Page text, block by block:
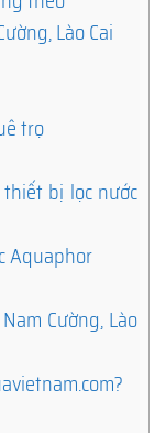
Lào Cai
trọ
bị lọc nước
Aquaphor
Cường, Lào